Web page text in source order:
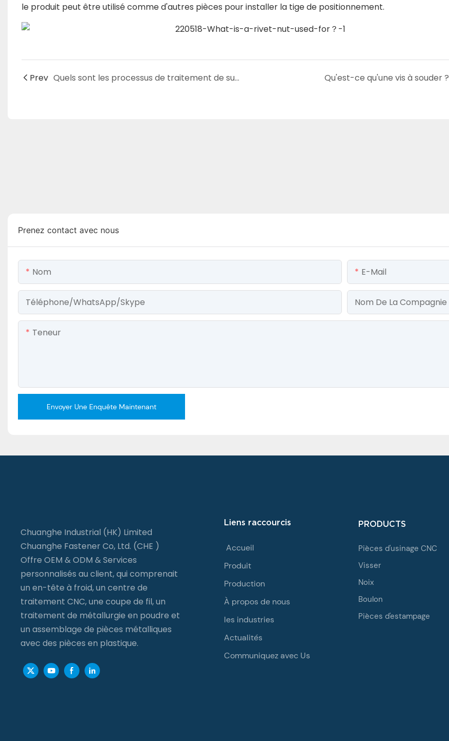
le produit peut être utilisé comme d'autres pièces pour installer la tige de positionnement.
Prev Quels sont les processus de traitement de surface des boulons en U ? Qu'est-ce qu'une vis à souder ?
Prenez contact avec nous
Nom E-Mail
Téléphone/WhatsApp/Skype Nom De La Compagnie
Teneur
Envoyer Une Enquête Maintenant
Chuanghe Industrial (HK) Limited
Chuanghe Fastener Co, Ltd. (CHE )
Offre OEM & ODM & Services
personnalisés au client, qui comprenait
un en-tête à froid, un centre de
traitement CNC, une coupe de fil, un
traitement de métallurgie en poudre et
un assemblage de pièces métalliques
avec des pièces en plastique.
Liens raccourcis
Accueil
Produit
Production
À propos de nous
les industries
Actualités
Communiquez avec Us
PRODUCTS
Pièces d'usinage CNC
Visser
Noix
Boulon
Pièces d'estampage